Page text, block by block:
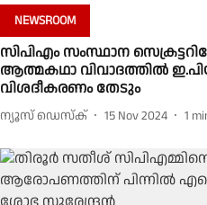
NEWSROOM
സിപിഎം സംസ്ഥാന
ആത്മകഥാ വിവാദത്തിൽ
വിശദീകരണം തേടും
ന്യൂസ് ഡെസ്ക് 15 Nov 2024 1